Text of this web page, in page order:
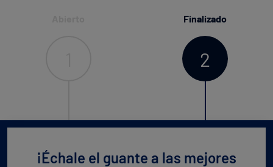
Finalizado
2
¡Échale el guante a las mejores